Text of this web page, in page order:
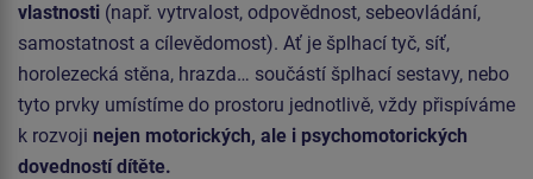
vlastnosti (např. vytrvalost, odpovědnost, sebeovládání,
samostatnost a cílevědomost). Ať je šplhací tyč, síť,
horolezecká stěna, hrazda… součástí šplhací sestavy, nebo
tyto prvky umístíme do prostoru jednotlivě, vždy přispíváme
k rozvoji nejen motorických, ale i psychomotorických
dovedností dítěte.